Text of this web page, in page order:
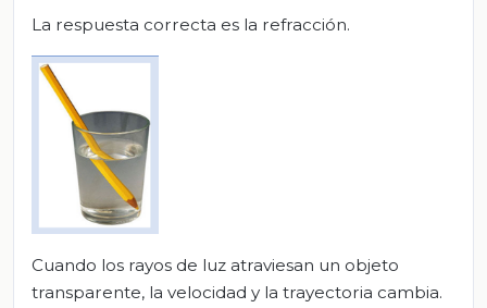
La respuesta correcta es la refracción.
Cuando los rayos de luz atraviesan un objeto
transparente, la velocidad y la trayectoria cambia.